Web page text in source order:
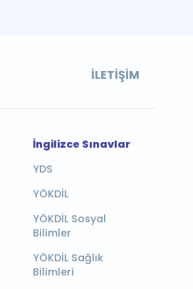
İLETIŞIM
İngilizce Sınavlar
YDS
YÖKDİL
YÖKDİL Sosyal
Bilimler
YÖKDİL Sağlık
Bilimleri